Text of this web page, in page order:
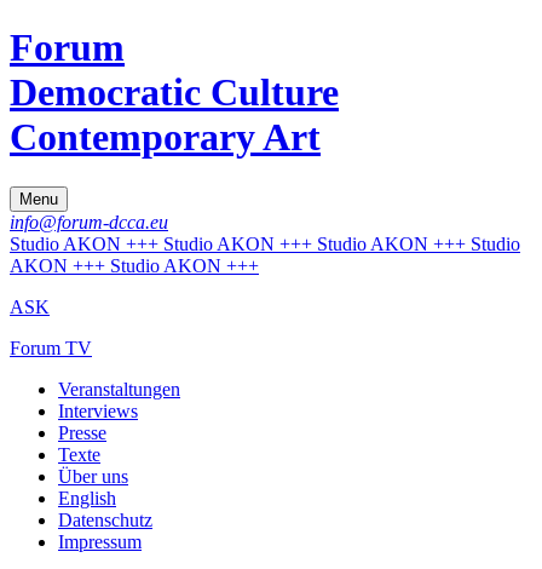
Forum
Democratic Culture
Contemporary Art
Menu
info@forum-dcca.eu
Studio AKON +++ Studio AKON +++ Studio AKON +++ Studio
AKON +++ Studio AKON +++
ASK
Forum TV
Veranstaltungen
Interviews
Presse
Texte
Über uns
English
Datenschutz
Impressum